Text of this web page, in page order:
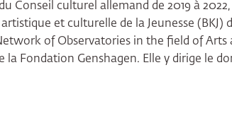
Conseil culturel allemand de 2019 à
artistique et culturelle de la Jeunesse (BKJ)
of Observatories in the field of
la Fondation Genshagen. Elle y dirige le